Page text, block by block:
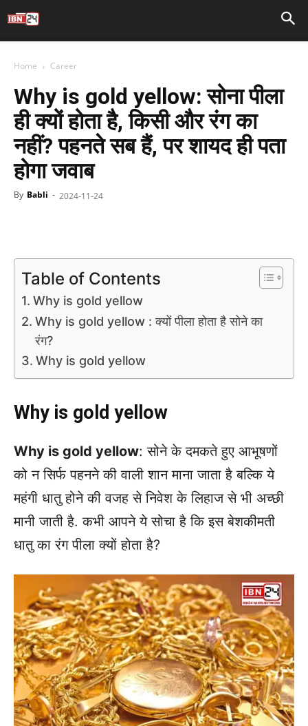
Home Career
Why is gold yellow: सोना पीला
ही क्यों होता है, किसी और रंग का
नहीं? पहनते सब हैं, पर शायद ही पता
होगा जवाब
By Babli - 2024-11-24
Table of Contents
Why is gold yellow
Why is gold yellow : क्यों पीला होता है सोने का
रंग?
Why is gold yellow
Why is gold yellow
Why is gold yellow: सोने के दमकते हुए आभूषणों
को न सिर्फ पहनने की वाली शान माना जाता है बल्कि ये
महंगी धातु होने की वजह से निवेश के लिहाज से भी अच्छी
मानी जाती है. कभी आपने ये सोचा है कि इस बेशकीमती
धातु का रंग पीला क्यों होता है?